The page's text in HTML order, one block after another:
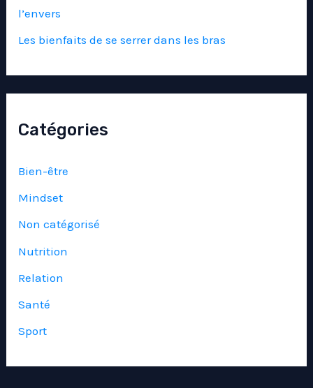
l’envers
Les bienfaits de se serrer dans les bras
Catégories
Bien-être
Mindset
Non catégorisé
Nutrition
Relation
Santé
Sport